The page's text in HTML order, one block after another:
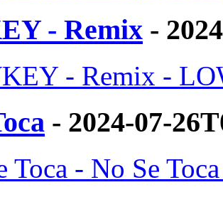
- Remix -
- Remix -
- 2024-07-
Toca - No Se